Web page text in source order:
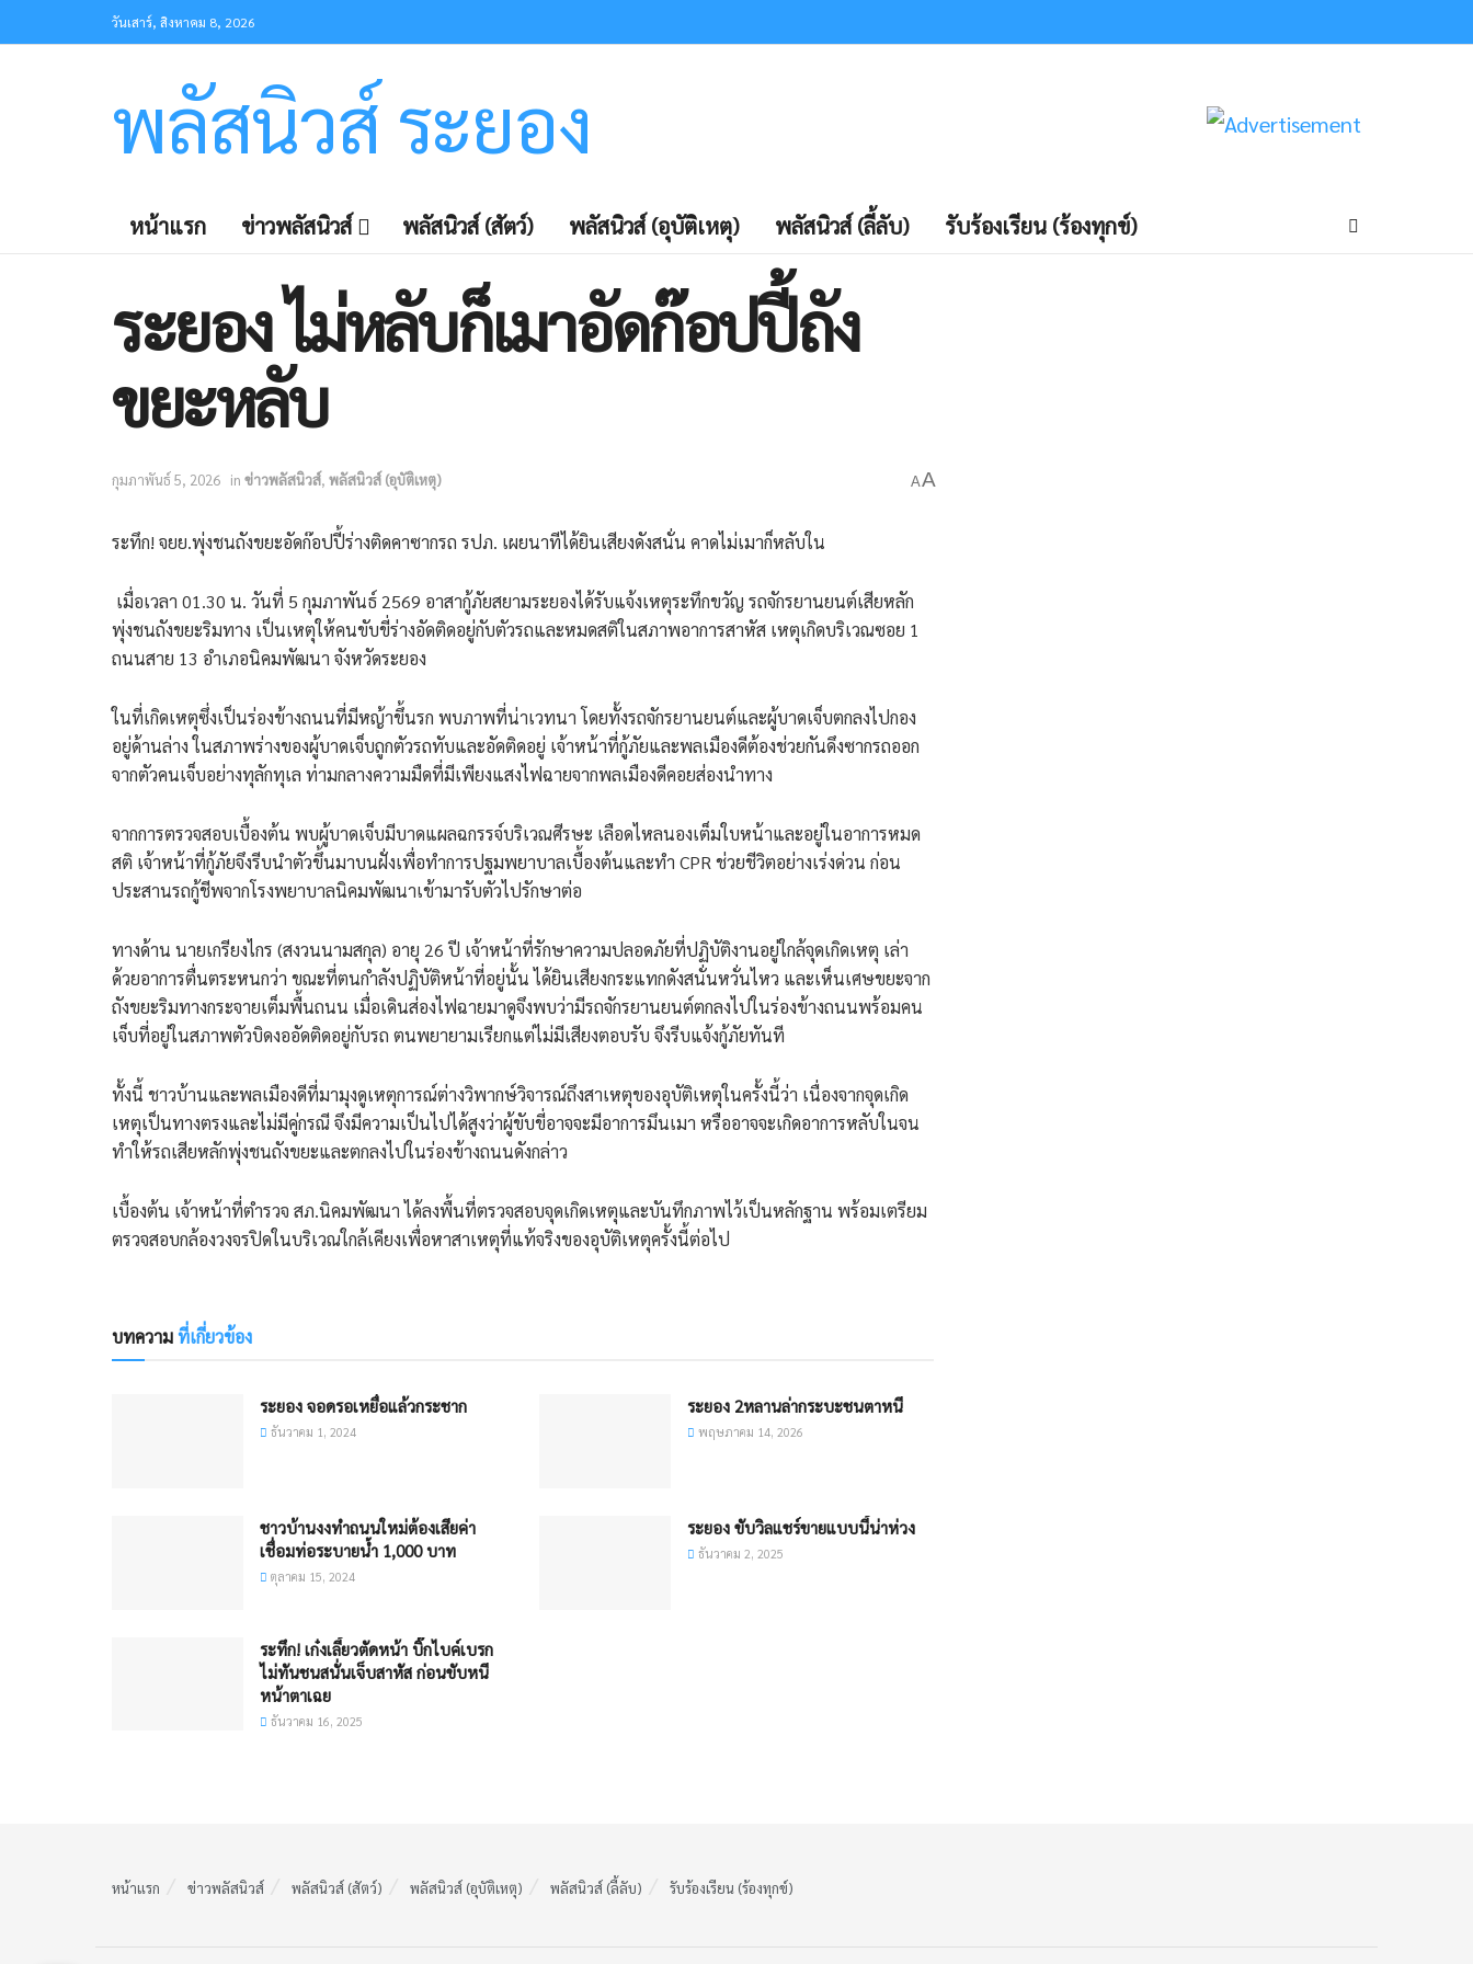
วันเสาร์, สิงหาคม 8, 2026
พลัสนิวส์ ระยอง
หน้าแรก ข่าวพลัสนิวส์ พลัสนิวส์ (สัตว์) พลัสนิวส์ (อุบัติเหตุ) พลัสนิวส์ (ลี้ลับ) รับร้องเรียน (ร้องทุกข์)
ระยอง ไม่หลับก็เมาอัดก๊อปปี้ถัง
ขยะหลับ
กุมภาพันธ์ 5, 2026 in ข่าวพลัสนิวส์, พลัสนิวส์ (อุบัติเหตุ) AA
ระทึก! จยย.พุ่งชนถังขยะอัดก๊อปปี้ร่างติดคาซากรถ รปภ. เผยนาทีได้ยินเสียงดังสนั่น คาดไม่เมาก็หลับใน
​ เมื่อเวลา 01.30 น. วันที่ 5 กุมภาพันธ์ 2569 อาสากู้ภัยสยามระยองได้รับแจ้งเหตุระทึกขวัญ รถจักรยานยนต์เสียหลัก
พุ่งชนถังขยะริมทาง เป็นเหตุให้คนขับขี่ร่างอัดติดอยู่กับตัวรถและหมดสติในสภาพอาการสาหัส เหตุเกิดบริเวณซอย 1
ถนนสาย 13 อำเภอนิคมพัฒนา จังหวัดระยอง
​ในที่เกิดเหตุซึ่งเป็นร่องข้างถนนที่มีหญ้าขึ้นรก พบภาพที่น่าเวทนา โดยทั้งรถจักรยานยนต์และผู้บาดเจ็บตกลงไปกอง
อยู่ด้านล่าง ในสภาพร่างของผู้บาดเจ็บถูกตัวรถทับและอัดติดอยู่ เจ้าหน้าที่กู้ภัยและพลเมืองดีต้องช่วยกันดึงซากรถออก
จากตัวคนเจ็บอย่างทุลักทุเล ท่ามกลางความมืดที่มีเพียงแสงไฟฉายจากพลเมืองดีคอยส่องนำทาง
​จากการตรวจสอบเบื้องต้น พบผู้บาดเจ็บมีบาดแผลฉกรรจ์บริเวณศีรษะ เลือดไหลนองเต็มใบหน้าและอยู่ในอาการหมด
สติ เจ้าหน้าที่กู้ภัยจึงรีบนำตัวขึ้นมาบนฝั่งเพื่อทำการปฐมพยาบาลเบื้องต้นและทำ CPR ช่วยชีวิตอย่างเร่งด่วน ก่อน
ประสานรถกู้ชีพจากโรงพยาบาลนิคมพัฒนาเข้ามารับตัวไปรักษาต่อ
​ทางด้าน นายเกรียงไกร (สงวนนามสกุล) อายุ 26 ปี เจ้าหน้าที่รักษาความปลอดภัยที่ปฏิบัติงานอยู่ใกล้จุดเกิดเหตุ เล่า
ด้วยอาการตื่นตระหนกว่า ขณะที่ตนกำลังปฏิบัติหน้าที่อยู่นั้น ได้ยินเสียงกระแทกดังสนั่นหวั่นไหว และเห็นเศษขยะจาก
ถังขยะริมทางกระจายเต็มพื้นถนน เมื่อเดินส่องไฟฉายมาดูจึงพบว่ามีรถจักรยานยนต์ตกลงไปในร่องข้างถนนพร้อมคน
เจ็บที่อยู่ในสภาพตัวบิดงออัดติดอยู่กับรถ ตนพยายามเรียกแต่ไม่มีเสียงตอบรับ จึงรีบแจ้งกู้ภัยทันที
​ทั้งนี้ ชาวบ้านและพลเมืองดีที่มามุงดูเหตุการณ์ต่างวิพากษ์วิจารณ์ถึงสาเหตุของอุบัติเหตุในครั้งนี้ว่า เนื่องจากจุดเกิด
เหตุเป็นทางตรงและไม่มีคู่กรณี จึงมีความเป็นไปได้สูงว่าผู้ขับขี่อาจจะมีอาการมึนเมา หรืออาจจะเกิดอาการหลับในจน
ทำให้รถเสียหลักพุ่งชนถังขยะและตกลงไปในร่องข้างถนนดังกล่าว
​เบื้องต้น เจ้าหน้าที่ตำรวจ สภ.นิคมพัฒนา ได้ลงพื้นที่ตรวจสอบจุดเกิดเหตุและบันทึกภาพไว้เป็นหลักฐาน พร้อมเตรียม
ตรวจสอบกล้องวงจรปิดในบริเวณใกล้เคียงเพื่อหาสาเหตุที่แท้จริงของอุบัติเหตุครั้งนี้ต่อไป
บทความที่เกี่ยวข้อง
ระยอง จอดรอเหยื่อแล้วกระชาก
ธันวาคม 1, 2024
ระยอง 2หลานล่ากระบะชนตาหนี
พฤษภาคม 14, 2026
ชาวบ้านงงทำถนนใหม่ต้องเสียค่า
เชื่อมท่อระบายน้ำ 1,000 บาท
ตุลาคม 15, 2024
ระยอง ขับวิลแชร์ขายแบบนี้น่าห่วง
ธันวาคม 2, 2025
ระทึก! เก๋งเลี้ยวตัดหน้า บิ๊กไบค์เบรก
ไม่ทันชนสนั่นเจ็บสาหัส ก่อนขับหนี
หน้าตาเฉย
ธันวาคม 16, 2025
หน้าแรก ข่าวพลัสนิวส์ พลัสนิวส์ (สัตว์) พลัสนิวส์ (อุบัติเหตุ) พลัสนิวส์ (ลี้ลับ) รับร้องเรียน (ร้องทุกข์)